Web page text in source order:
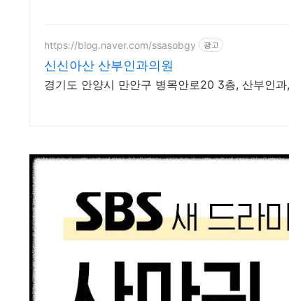
https://blog.naver.com/ssasobgy 광고
신신아산 산부인과의원
경기도 안양시 만안구 병목안로20 3층, 산부인